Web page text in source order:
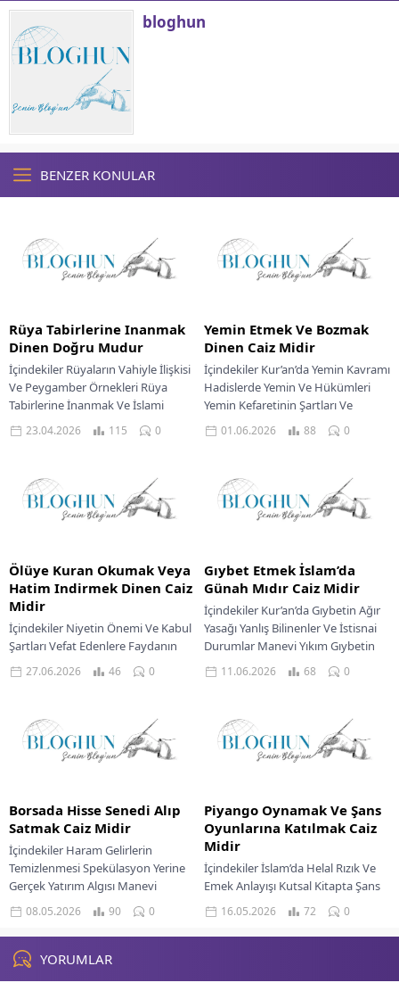
bloghun
BENZER KONULAR
Rüya Tabirlerine Inanmak
Dinen Doğru Mudur
İçindekiler Rüyaların Vahiyle İlişkisi
Ve Peygamber Örnekleri Rüya
Tabirlerine İnanmak Ve İslami
Perspektif Rüyaların
Anlamlandırılmasında Doğru
23.04.2026 115 0
Yemin Etmek Ve Bozmak
Dinen Caiz Midir
İçindekiler Kur’an’da Yemin Kavramı
Hadislerde Yemin Ve Hükümleri
Yemin Kefaretinin Şartları Ve
Uygulanışı Ahde Vefa Ve Yeminin
Manevi Anlamı İslam...
01.06.2026 88 0
Ölüye Kuran Okumak Veya
Hatim Indirmek Dinen Caiz
Midir
İçindekiler Niyetin Önemi Ve Kabul
Şartları Vefat Edenlere Faydanın
Temel Kaynakları Yanlış
Anlaşılmaları Düzeltmek Manevi
27.06.2026 46 0
Gıybet Etmek İslam’da
Günah Mıdır Caiz Midir
İçindekiler Kur’an’da Gıybetin Ağır
Yasağı Yanlış Bilinenler Ve İstisnai
Durumlar Manevi Yıkım Gıybetin
Sonuçları Dilimizi Korumak Ve
Manevi Huzur İslam...
11.06.2026 68 0
Borsada Hisse Senedi Alıp
Satmak Caiz Midir
İçindekiler Haram Gelirlerin
Temizlenmesi Spekülasyon Yerine
Gerçek Yatırım Algısı Manevi
Sorumluluk Ve Helal Kazanç Bilinci
İslam, müminlerin hayatının her
alanına...
08.05.2026 90 0
Piyango Oynamak Ve Şans
Oyunlarına Katılmak Caiz
Midir
İçindekiler İslam’da Helal Rızık Ve
Emek Anlayışı Kutsal Kitapta Şans
Oyunlarına Bakış Hadisler Işığında
Kumarın Yeri Toplum Üzerindeki
Etkileri Şans...
16.05.2026 72 0
YORUMLAR